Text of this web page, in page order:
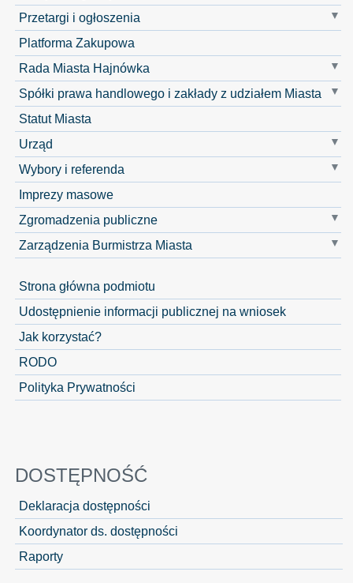
Przetargi i ogłoszenia
Platforma Zakupowa
Rada Miasta Hajnówka
Spółki prawa handlowego i zakłady z udziałem Miasta
Statut Miasta
Urząd
Wybory i referenda
Imprezy masowe
Zgromadzenia publiczne
Zarządzenia Burmistrza Miasta
Strona główna podmiotu
Udostępnienie informacji publicznej na wniosek
Jak korzystać?
RODO
Polityka Prywatności
DOSTĘPNOŚĆ
Deklaracja dostępności
Koordynator ds. dostępności
Raporty